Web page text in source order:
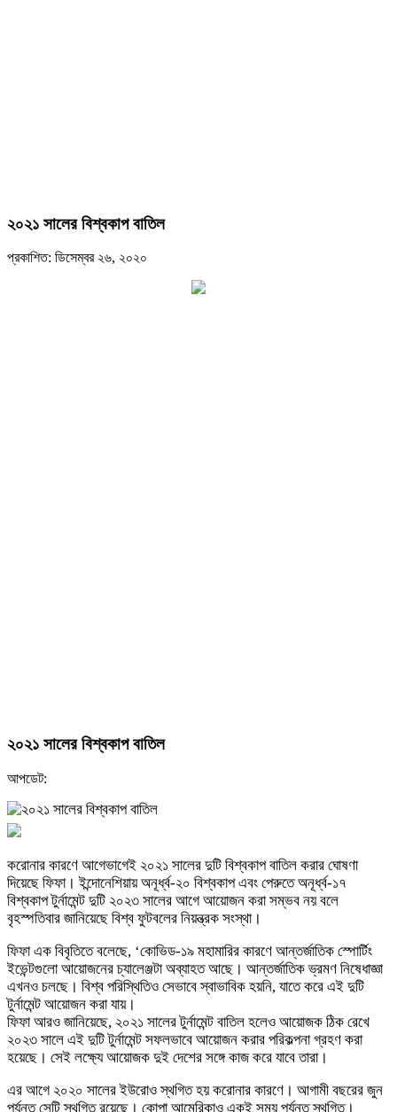
২০২১ সালের বিশ্বকাপ বাতিল
প্রকাশিত: ডিসেম্বর ২৬, ২০২০
২০২১ সালের বিশ্বকাপ বাতিল
আপডেট:
করোনার কারণে আগেভাগেই ২০২১ সালের দুটি বিশ্বকাপ বাতিল করার ঘোষণা
দিয়েছে ফিফা। ইন্দোনেশিয়ায় অনূর্ধ্ব-২০ বিশ্বকাপ এবং পেরুতে অনূর্ধ্ব-১৭
বিশ্বকাপ টুর্নামেন্ট দুটি ২০২৩ সালের আগে আয়োজন করা সম্ভব নয় বলে
বৃহস্পতিবার জানিয়েছে বিশ্ব ফুটবলের নিয়ন্ত্রক সংস্থা।
ফিফা এক বিবৃতিতে বলেছে, ‘কোভিড-১৯ মহামারির কারণে আন্তর্জাতিক স্পোর্টিং
ইভেন্টগুলো আয়োজনের চ্যালেঞ্জটা অব্যাহত আছে। আন্তর্জাতিক ভ্রমণ নিষেধাজ্ঞা
এখনও চলছে। বিশ্ব পরিস্থিতিও সেভাবে স্বাভাবিক হয়নি, যাতে করে এই দুটি
টুর্নামেন্ট আয়োজন করা যায়।
ফিফা আরও জানিয়েছে, ২০২১ সালের টুর্নামেন্ট বাতিল হলেও আয়োজক ঠিক রেখে
২০২৩ সালে এই দুটি টুর্নামেন্ট সফলভাবে আয়োজন করার পরিকল্পনা গ্রহণ করা
হয়েছে। সেই লক্ষ্যে আয়োজক দুই দেশের সঙ্গে কাজ করে যাবে তারা।
এর আগে ২০২০ সালের ইউরোও স্থগিত হয় করোনার কারণে। আগামী বছরের জুন
পর্যন্ত সেটি স্থগিত রয়েছে। কোপা আমেরিকাও একই সময় পর্যন্ত স্থগিত।